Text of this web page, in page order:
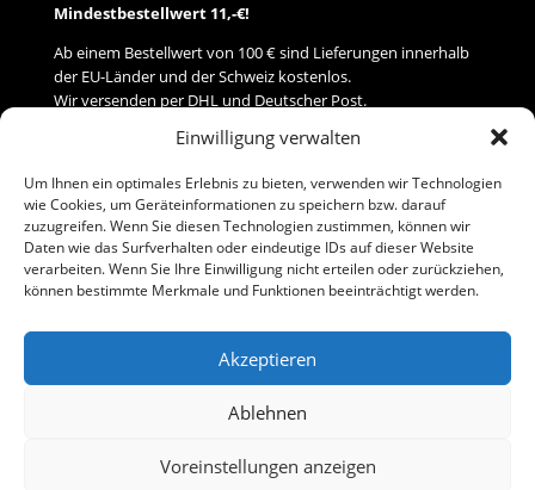
Einwilligung verwalten
Um Ihnen ein optimales Erlebnis zu bieten, verwenden wir Technologien
wie Cookies, um Geräteinformationen zu speichern bzw. darauf
zuzugreifen. Wenn Sie diesen Technologien zustimmen, können wir
Daten wie das Surfverhalten oder eindeutige IDs auf dieser Website
verarbeiten. Wenn Sie Ihre Einwilligung nicht erteilen oder zurückziehen,
können bestimmte Merkmale und Funktionen beeinträchtigt werden.
Akzeptieren
Ablehnen
Voreinstellungen anzeigen
Mindestbestellwert 11,-€!
Ab einem Bestellwert von 100 € sind Lieferungen innerhalb
der EU-Länder und der Schweiz kostenlos.
Wir versenden per DHL und Deutscher Post.
Versand
Zahlung
Baumann Modellspielwaren
Telefon (0 91 61) 33 84